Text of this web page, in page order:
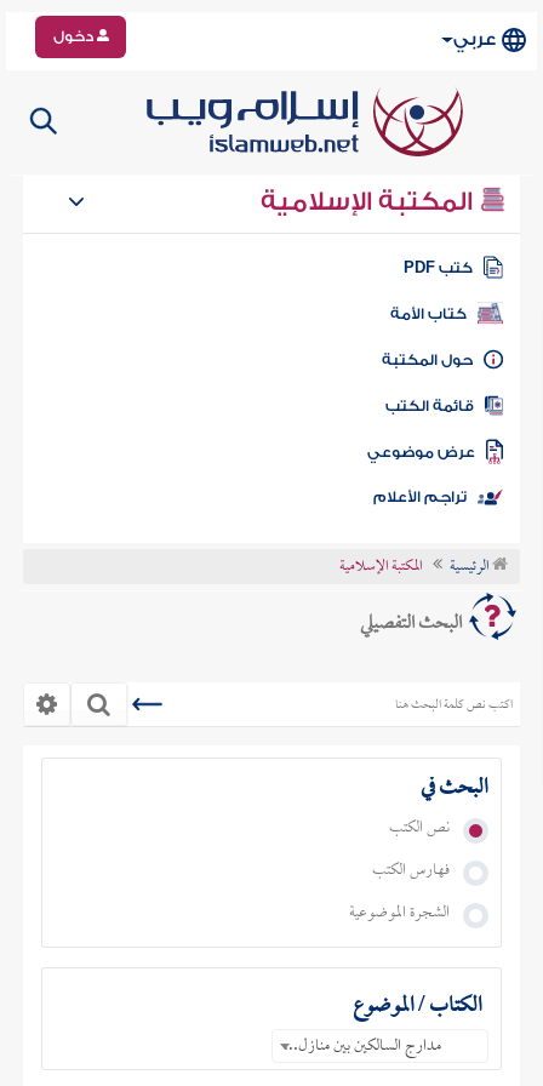
عربي دخول
المكتبة الإسلامية
كتب PDF
كتاب الأمة
حول المكتبة
قائمة الكتب
تراجم الأعلام
الرئيسية المكتبة الإسلامية
البحث التفصيلي
البحث في
نص الكتب
فهارس الكتب
الشجرة الموضوعية
الكتاب / الموضوع
مدارج السالكين بين منازل إياك نعبد وإياك نستعين